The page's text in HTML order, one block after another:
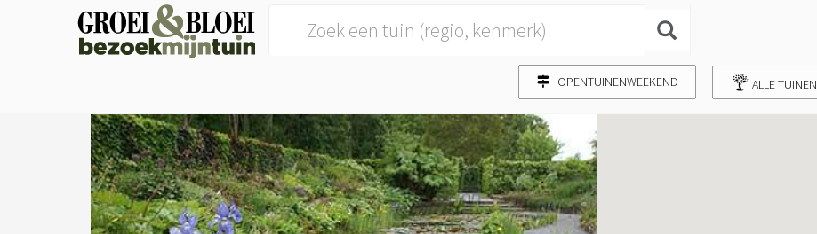
OPENTUINENWEEKEND ALLE TUINEN